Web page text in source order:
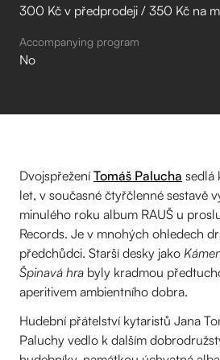
300 Kč v předprodeji / 350 Kč na
Accompanying program
No
DvojspřeženíTomáš Palucha sedlá
let, v současné čtyřčlenné sestavě
minulého roku album RAUŠ u
Records. Je v mnohých ohledech
předchůdci. Starší desky jako
Špinavá hra byly kradmou
aperitivem ambientního dobra.
Hudební přátelství kytaristů Jana
Paluchy vedlo k dalším